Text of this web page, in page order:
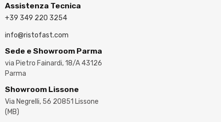
Assistenza Tecnica
+39 349 220 3254
info@ristofast.com
Sede e Showroom Parma
via Pietro Fainardi, 18/A 43126
Parma
Showroom Lissone
Via Negrelli, 56 20851 Lissone
(MB)